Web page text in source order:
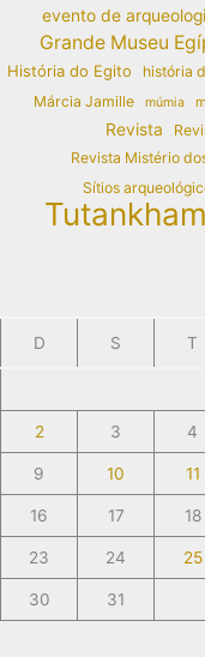
evento de
Grande Museu
História do Egito
história
Márcia Jamille múmia
Revista
Revista Mistério
Sítios
D S T
2 3 4
9 10 11
16 17 18
23 24 25
30 31